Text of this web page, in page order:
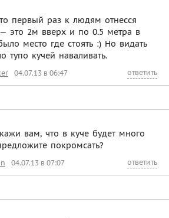
первый раз к людям отнесся
это 2м вверх и по 0.5 метра в
место где стоять :) Но видать
тупо кучей наваливать.
04.07.13 в 06:47 ответить
вам, что в куче будет много
покромсать?
04.07.13 в 07:07 ответить